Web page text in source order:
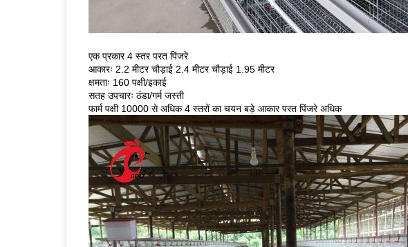
एक प्रकार 4 स्तर परत पिंजरे
आकारः 2.2 मीटर चौड़ाई 2.4 मीटर चौड़ाई 1.95 मीटर
क्षमताः 160 पक्षी/इकाई
सतह उपचारः ठंडा/गर्म जस्ती
फार्म पक्षी 10000 से अधिक 4 स्तरों का चयन बड़े आकार परत पिंजरे अधिक